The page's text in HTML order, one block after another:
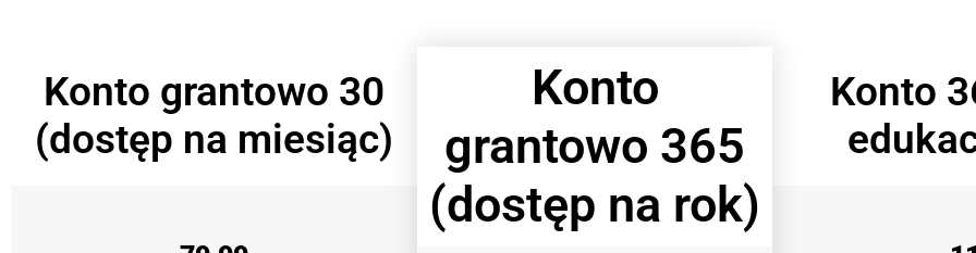
Konto grantowo 30
(dostęp na miesiąc)
Konto
grantowo 365
(dostęp na rok)
Konto